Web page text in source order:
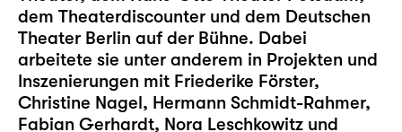
dem Theaterdiscounter und dem Deutschen
Theater Berlin auf der Bühne. Dabei
arbeitete sie unter anderem in Projekten und
Inszenierungen mit Friederike Förster,
Christine Nagel, Hermann Schmidt-Rahmer,
Fabian Gerhardt, Nora Leschkowitz und